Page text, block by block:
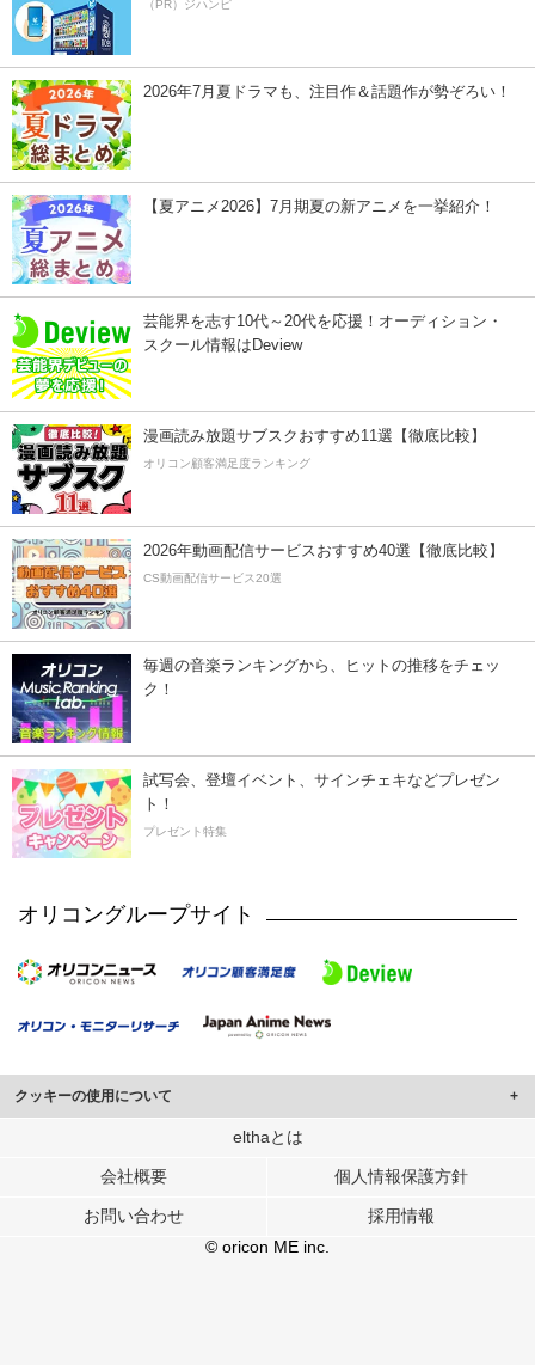
（PR）ジハンピ
2026年7月夏ドラマも、注目作＆話題作が勢ぞろい！
【夏アニメ2026】7月期夏の新アニメを一挙紹介！
芸能界を志す10代～20代を応援！オーディション・
スクール情報はDeview
漫画読み放題サブスクおすすめ11選【徹底比較】
オリコン顧客満足度ランキング
2026年動画配信サービスおすすめ40選【徹底比較】
CS動画配信サービス20選
毎週の音楽ランキングから、ヒットの推移をチェッ
ク！
試写会、登壇イベント、サインチェキなどプレゼン
ト！
プレゼント特集
オリコングループサイト
クッキーの使用について
このサイトでは Cookie を使用して、ユーザーに合わせたコンテンツや広告の
行っています。
メディアや広告配信、データ解析の各パートナーに提供しています。
各パートナーは、この情報とユーザーが各パートナーに提供した他の情報や、
ユーザーが各パートナーのサービスを使用したときに収集した他の情報を組み
elthaとは
会社概要 個人情報保護方針
お問い合わせ
採用情報
© oricon ME inc.